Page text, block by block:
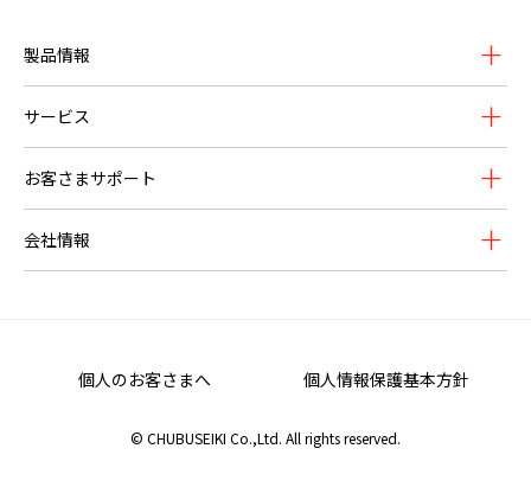
製品情報
サービス
お客さまサポート
会社情報
個人のお客さまへ 個人情報保護基本方針
© CHUBUSEIKI Co.,Ltd. All rights reserved.